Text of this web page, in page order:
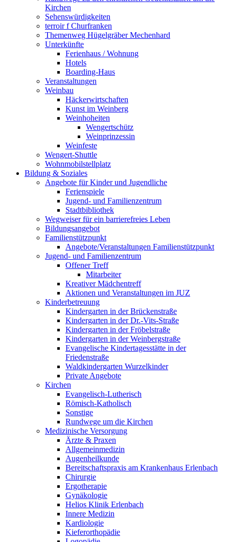
Kirchen
Sehenswürdigkeiten
terroir f Churfranken
Themenweg Hügelgräber Mechenhard
Unterkünfte
Ferienhaus / Wohnung
Hotels
Boarding-Haus
Veranstaltungen
Weinbau
Häckerwirtschaften
Kunst im Weinberg
Weinhoheiten
Wengertschütz
Weinprinzessin
Weinfeste
Wengert-Shuttle
Wohnmobilstellplatz
Bildung & Soziales
Angebote für Kinder und Jugendliche
Ferienspiele
Jugend- und Familienzentrum
Stadtbibliothek
Wegweiser für ein barrierefreies Leben
Bildungsangebot
Familienstützpunkt
Angebote/Veranstaltungen Familienstützpunkt
Jugend- und Familienzentrum
Offener Treff
Mitarbeiter
Kreativer Mädchentreff
Aktionen und Veranstaltungen im JUZ
Kinderbetreuung
Kindergarten in der Brückenstraße
Kindergarten in der Dr.-Vits-Straße
Kindergarten in der Fröbelstraße
Kindergarten in der Weinbergstraße
Evangelische Kindertagesstätte in der
Friedenstraße
Waldkindergarten Wurzelkinder
Private Angebote
Kirchen
Evangelisch-Lutherisch
Römisch-Katholisch
Sonstige
Rundwege um die Kirchen
Medizinische Versorgung
Ärzte & Praxen
Allgemeinmedizin
Augenheilkunde
Bereitschaftspraxis am Krankenhaus Erlenbach
Chirurgie
Ergotherapie
Gynäkologie
Helios Klinik Erlenbach
Innere Medizin
Kardiologie
Kieferorthopädie